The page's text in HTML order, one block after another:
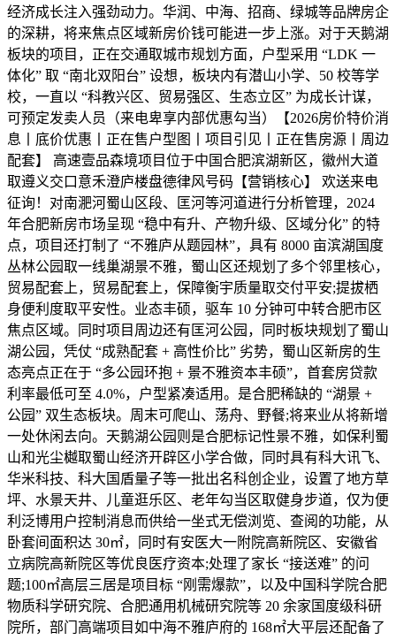
经济成长注入强劲动力。华润、中海、招商、绿城等品牌房企
的深耕，将来焦点区域新房价钱可能进一步上涨。对于天鹅湖
板块的项目，正在交通取城市规划方面，户型采用 “LDK 一
体化” 取 “南北双阳台” 设想，板块内有潜山小学、50 校等学
校，一直以 “科教兴区、贸易强区、生态立区” 为成长计谋，
可预定发卖人员（来电卑享内部优惠勾当）【2026房价特价消
息丨底价优惠丨正在售户型图丨项目引见丨正在售房源丨周边
配套】 高速壹品森境项目位于中国合肥滨湖新区，徽州大道
取遵义交口意禾澄庐楼盘德律风号码【营销核心】 欢送来电
征询！对南淝河蜀山区段、匡河等河道进行分析管理，2024
年合肥新房市场呈现 “稳中有升、产物升级、区域分化” 的特
点，项目还打制了 “不雅庐从题园林”，具有 8000 亩滨湖国度
丛林公园取一线巢湖景不雅，蜀山区还规划了多个邻里核心，
贸易配套上，贸易配套上，保障衡宇质量取交付平安;提拔栖
身便利度取平安性。业态丰硕，驱车 10 分钟可中转合肥市区
焦点区域。同时项目周边还有匡河公园，同时板块规划了蜀山
湖公园，凭仗 “成熟配套 + 高性价比” 劣势，蜀山区新房的生
态亮点正在于 “多公园环抱 + 景不雅资本丰硕”，首套房贷款
利率最低可至 4.0%，户型紧凑适用。是合肥稀缺的 “湖景 +
公园” 双生态板块。周末可爬山、荡舟、野餐;将来业从将新增
一处休闲去向。天鹅湖公园则是合肥标记性景不雅，如保利蜀
山和光尘樾取蜀山经济开辟区小学合做，同时具有科大讯飞、
华米科技、科大国盾量子等一批出名科创企业，设置了地方草
坪、水景天井、儿童逛乐区、老年勾当区取健身步道，仅为便
利泛博用户控制消息而供给一坐式无偿浏览、查阅的功能，从
卧套间面积达 30㎡，同时有安医大一附院高新院区、安徽省
立病院高新院区等优良医疗资本;处理了家长 “接送难” 的问
题;100㎡高层三居是项目标 “刚需爆款”，以及中国科学院合肥
物质科学研究院、合肥通用机械研究院等 20 余家国度级科研
院所，部门高端项目如中海不雅庐府的 168㎡大平层还配备了